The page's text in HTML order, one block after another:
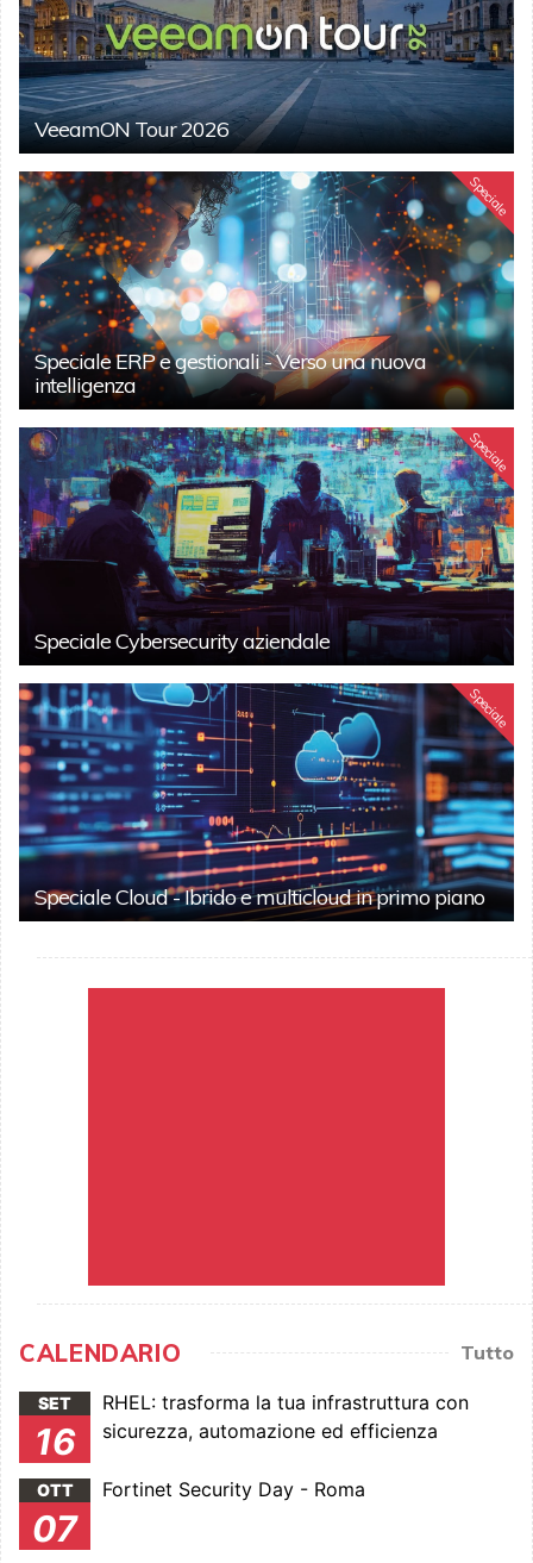
VeeamON Tour 2026
Speciale
Speciale ERP e gestionali - Verso una nuova
intelligenza
Speciale
Speciale Cybersecurity aziendale
Speciale
Speciale Cloud - Ibrido e multicloud in primo piano
CALENDARIO Tutto
SET
16
RHEL: trasforma la tua infrastruttura con
sicurezza, automazione ed efficienza
OTT
07
Fortinet Security Day - Roma